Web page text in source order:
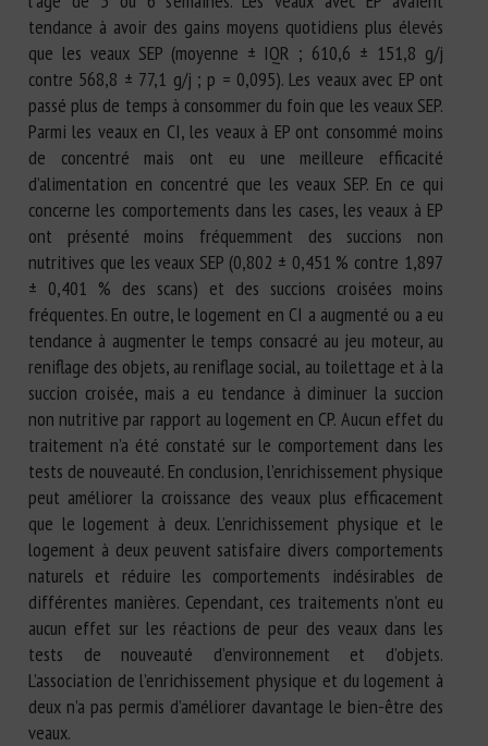
tendance à avoir des gains moyens quotidiens plus élevés
que les veaux SEP (moyenne ± IQR ; 610,6 ± 151,8 g/j
contre 568,8 ± 77,1 g/j ; p = 0,095). Les veaux avec EP ont
passé plus de temps à consommer du foin que les veaux SEP.
Parmi les veaux en CI, les veaux à EP ont consommé moins
de concentré mais ont eu une meilleure efficacité
d’alimentation en concentré que les veaux SEP. En ce qui
concerne les comportements dans les cases, les veaux à EP
ont présenté moins fréquemment des succions non
nutritives que les veaux SEP (0,802 ± 0,451 % contre 1,897
± 0,401 % des scans) et des succions croisées moins
fréquentes. En outre, le logement en CI a augmenté ou a eu
tendance à augmenter le temps consacré au jeu moteur, au
reniflage des objets, au reniflage social, au toilettage et à la
succion croisée, mais a eu tendance à diminuer la succion
non nutritive par rapport au logement en CP. Aucun effet du
traitement n’a été constaté sur le comportement dans les
tests de nouveauté. En conclusion, l’enrichissement physique
peut améliorer la croissance des veaux plus efficacement
que le logement à deux. L’enrichissement physique et le
logement à deux peuvent satisfaire divers comportements
naturels et réduire les comportements indésirables de
différentes manières. Cependant, ces traitements n’ont eu
aucun effet sur les réactions de peur des veaux dans les
tests de nouveauté d’environnement et d’objets.
L’association de l’enrichissement physique et du logement à
deux n’a pas permis d’améliorer davantage le bien-être des
veaux.